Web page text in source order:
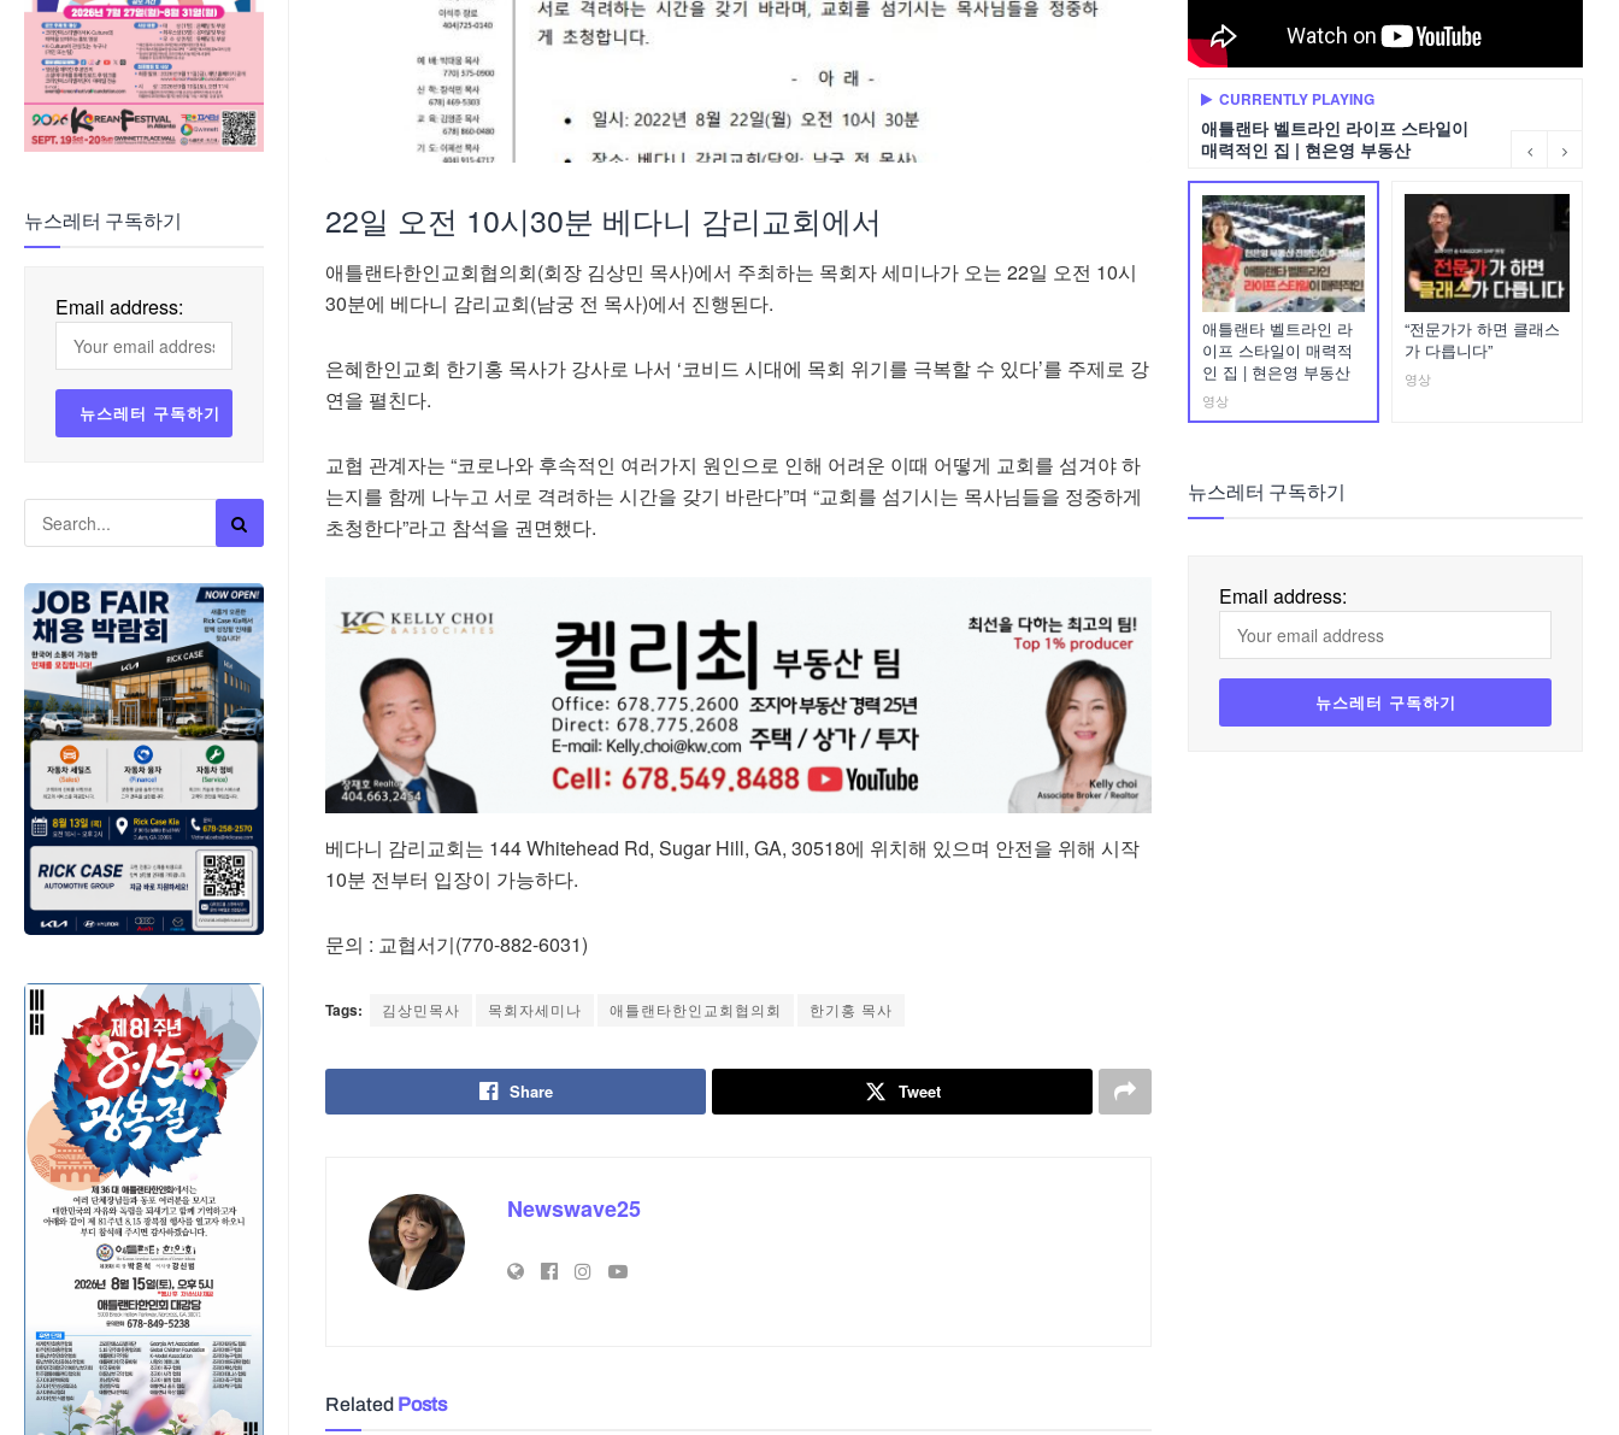
뉴스레터 구독하기
Email address:
22일 오전 10시30분 베다니 감리교회에서
애틀랜타한인교회협의회(회장 김상민 목사)에서 주최하는 목회자 세미나가 오는 22일 오전 10시
30분에 베다니 감리교회(남궁 전 목사)에서 진행된다.
은혜한인교회 한기홍 목사가 강사로 나서 ‘코비드 시대에 목회 위기를 극복할 수 있다’를 주제로 강
연을 펼친다.
교협 관계자는 “코로나와 후속적인 여러가지 원인으로 인해 어려운 이때 어떻게 교회를 섬겨야 하
는지를 함께 나누고 서로 격려하는 시간을 갖기 바란다”며 “교회를 섬기시는 목사님들을 정중하게
초청한다”라고 참석을 권면했다.
베다니 감리교회는 144 Whitehead Rd, Sugar Hill, GA, 30518에 위치해 있으며 안전을 위해 시작
10분 전부터 입장이 가능하다.
문의 : 교협서기(770-882-6031)
Tags: 김상민목사 목회자세미나 애틀랜타한인교회협의회 한기홍 목사
Share Tweet
Newswave25
Related Posts
CURRENTLY PLAYING
애틀랜타 벨트라인 라이프 스타일이
매력적인 집 | 현은영 부동산
애틀랜타 벨트라인 라
이프 스타일이 매력적
인 집 | 현은영 부동산
영상
“전문가가 하면 클래스
가 다릅니다”
영상
뉴스레터 구독하기
Email address: